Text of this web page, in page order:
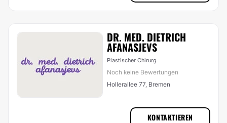
DR. MED. DIETRICH
AFANASJEVS
Plastischer Chirurg
Noch keine Bewertungen
Hollerallee 77, Bremen
KONTAKTIEREN